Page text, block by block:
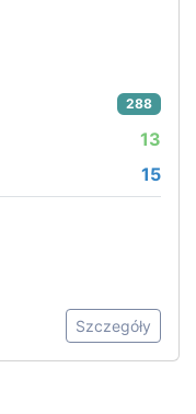
288
13
15
Szczegóły